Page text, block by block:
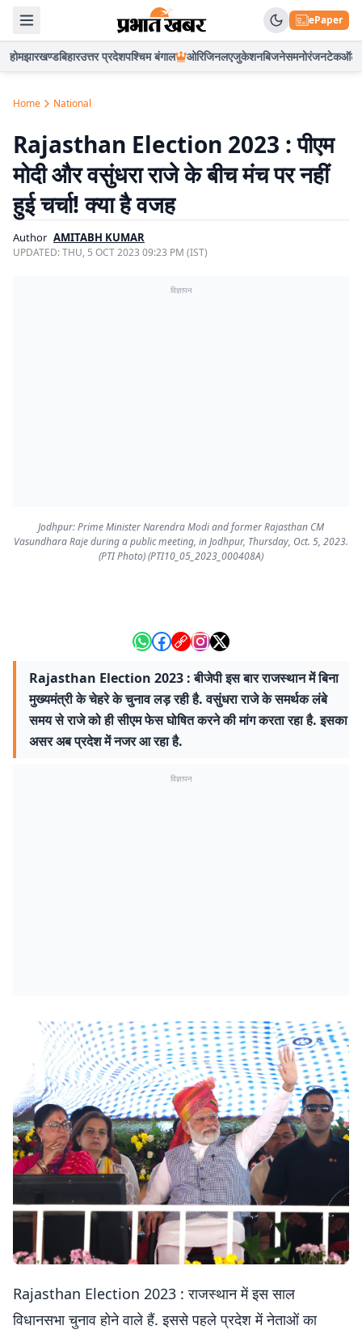
ePaper
होमझारखण्डबिहारउत्तर प्रदेशपश्चिम बंगाल ओरिजिनलएजुकेशनबिजनेसमनोरंजनटेकऑटो
Home National
Rajasthan Election 2023 : पीएम
मोदी और वसुंधरा राजे के बीच मंच पर नहीं
हुई चर्चा! क्या है वजह
Author AMITABH KUMAR
UPDATED:THU, 5 OCT 2023 09:23 PM (IST)
विज्ञापन
Jodhpur: Prime Minister Narendra Modi and former Rajasthan CM
Vasundhara Raje during a public meeting, in Jodhpur, Thursday, Oct. 5, 2023.
(PTI Photo) (PTI10_05_2023_000408A)
Rajasthan Election 2023 : बीजेपी इस बार राजस्थान में बिना
मुख्यमंत्री के चेहरे के चुनाव लड़ रही है. वसुंधरा राजे के समर्थक लंबे
समय से राजे को ही सीएम फेस घोषित करने की मांग करता रहा है. इसका
असर अब प्रदेश में नजर आ रहा है.
विज्ञापन
Rajasthan Election 2023 : राजस्थान में इस साल
विधानसभा चुनाव होने वाले हैं. इससे पहले प्रदेश में नेताओं का